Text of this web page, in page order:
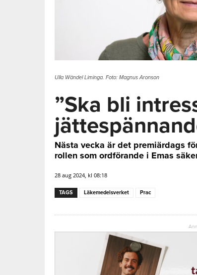
Ulla Wändel Liminga. Foto: Magnus Aronson
”Ska bli
Nästa vecka är det premiärdags
rollen som ordförande i Emas
28 aug 2024, kl 08:18
TAGS Läkemedelsverket Prac